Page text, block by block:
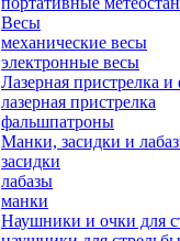
Весы
механические весы
электронные весы
Лазерная пристрелка
лазерная пристрелка
фальшпатроны
Манки, засидки и
засидки
лабазы
манки
Наушники и очки для